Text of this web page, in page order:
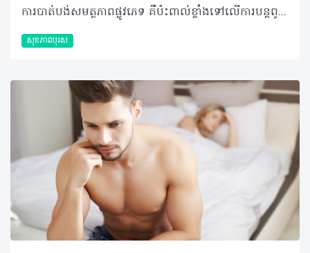
ការបាត់បង់សមត្ថភាពផ្លូវភេទ គឺប៉ះពាល់ខ្លាំងទៅលើការបន្តពូជរបស់បុរស ហើយក៏ជះឥទ្ធិពលខ្លាំងដល់សុភមង្គលគ្រួសារផងដែរ។ ដូច្នេះ ការយល់ច្បាស់ពីការបាត់សមត្ថភាពនេះ ក៏ជារឿងចាំបាច់ផងដែរសម្រាប់បុរសគ្រប់រូប ជាពិសេសអ្នកដែលកំពុងប្រឈមនឹងវិបត្តិនេះ។ បញ្ហាដែលបុរសជួបញឹកញាប់ក្នុងការបាត់បង់សមត្ថភាពផ្លូវភេទ គឺទាក់ទងនឹងការបញ្ចេញទឹកកាមការឡើងរឹងនៃលិង្គ និងចំណង់ផ្លូវភេទធ្លាក់ចុះ។ 1. បញ្ហាបញ្ចេញទឹកកាម លក្ខខណ្ឌដែលបង្ហាញថា ការបញ្ចេញទឹកកាមរបស់អ្នកមានបញ្ហា អាចមានដូចជា៖ •ឆាប់ចេញទឹកកាម •យូរចេញទឹកកាម •ច្រាល់ទឹកកាមត្រឡប់ទៅថង់ស្តុកវិញ។ ការឆាប់ចេញទឹកកាម ការសិក្សាជាច្រើនបានបង្ហាញឲ្យឃើញថា ការធ្លាក់ចុះនៃសេរ៉ូតូនីនដែលជាសារធាតុគីមីនៅក្នុងខ្លួននឹងមានឥទ្ធិពលលើអារម្មណ៍របស់មនុស្ស បានដើរតួសំខាន់ក្នុងការធ្វើឲ្យឆាប់បញ្ចេញទឹកកាមរបស់បុរស។ ឱសថមួយចំនួនរួមបញ្ចូលទាំងឱសថបំបាត់ការធ្លាក់ទឹកចិត្តមួយចំនួន អាចប៉ះពាល់ដល់ការបញ្ចេញទឹកកាមនេះផងដែរ ព្រោះតែការខូចខាតសរសៃប្រសាទទៅខាងក្រោយ ឬនៅខួរឆ្អឹងខ្នង។ ការយូរចេញទឹកកាម ការពន្យឺតការបញ្ចេញទឹកកាម អាចទាក់ទងទៅនឹងបញ្ហាសុខភាពរយៈពេលវែង ផលរំខានរបស់ឱសថមួយចំនួន ការញៀនស្រា ឬឆ្លងកាត់ការវះកាត់។ បញ្ហាបញ្ចេញទឹកកាមយឺតនេះ ក៏អាចទាក់ទងផងដែរពីការថប់បារម្ភ ស្ត្រេស ឬបញ្ហាទំនាក់ទំនង។ ការច្រាល់ទឹកកាមត្រឡប់ទៅថង់ស្តុកវិញ ការច្រាល់ទឹកកាមត្រឡប់ទៅថង់ស្តុកវិញ កើតឡើងញឹកញាប់ចំពោះបុរសដែលមានជំងឺទឹកនោមផ្អែមហើយខូចខាតដល់សរសៃប្រសាទ។ បញ្ហាទាំងនេះទាក់ទងនឹងសរសៃប្រសាទនៅនឹងប្លោកនោមនិងប្លោកនោម ធ្វើឲ្យការបញ្ចេញទឹកកាមហូរបញ្ច្រាស់មកវិញ។ សម្រាប់មនុស្សប្រុសដែលមិនមានបញ្ហាទឹកនោមផ្អែម ការច្រាល់បកក្រោយវិញរបស់ទឹកកាមអាចបណ្តាលមកពីផលរំខានរបស់ឱសថមួយចំនួន ឬកើតឡើងក្រោយទទួលការវះកាត់ប្លោកនោមឬក្រពេញប្រូស្តាត។ 2. ការពិបាកធ្វើឲ្យលិង្គឡើងរឹង ការពិបាកធ្វើឲ្យលិង្គឡើងរឹងនៅពេលរួមភេទ អាចបណ្តាលមកពី •ជំងឺដែលទាក់ទងនឹងលំហូរឈាម ដូចជាជំងឺរឹងសរសៃឈាមអាក់ទែ •ជំងឺនៅនឹងសរសៃប្រសាទ •បញ្ហាស្ត្រេស ជម្លោះស្នេហា បញ្ហាធ្លាក់ទឹកចិត្ត និងបញ្ហាព្រួយបារម្ភ •គ្រោះថ្នាក់ត្រង់លិង្គ •ជំងឺរ៉ាំរ៉ៃដូចជាជំងឺទឹកនោមផ្អែម និងជំងឺលើសសម្ពាធឈាម •ទម្លាប់មិនល្អដល់សុខភាព ដូចជាជក់បារី ផឹកស្រា ញ៉ាំច្រើន និងមិនធ្វើលំហាត់ប្រាណ។ 3. ការថយចុះចំណង់ផ្លូវភេទ ការថយចុះចំណង់ផ្លូវភេទ ជាទូទៅភ្ជាប់ជាមួយនឹងកម្រិតទាបនៃអ័រម៉ូនតេស្តូស្តេរ៉ូនរបស់បុរស។ តេស្តូស្តេរ៉ូន ធ្វើឲ្យមានអារម្មណ៍ផ្លូវភេទ បង្កើតទឹកកាម លូតលាស់សាច់ដុំ សក់ និងឆ្អឹង។ ការធ្លាក់ចុះតេស្តូស្តេរ៉ូនក្នុងកម្រិតទាប អាចប៉ះពាល់ដល់រាងកាយ និងអារម្មណ៍របស់មនុស្សប្រុស។ ការថយចុះនៃចំណង់ផ្លូវភេទ ក៏អាចទាក់ទងទៅនឹងបញ្ហាបាក់ទឹកចិត្ត ការព្រួយបារម្ភ ឬបញ្ហាទំនាក់ទំនង។ ជំងឺទឹកនោមផ្អែម ជំងឺលើសសម្ពាធឈាម និងឱសថមួយចំនួនទៀតដូចជាឱសថប្រឆាំងបញ្ហាធ្លាក់ទឹកចិត្ត ក៏ចូលរួមចំណែកក្នុងការធ្វើឲ្យចំណង់ផ្លូវភេទថយចុះដែរ។ ©2018 រក្សាសិទ្ធិគ្រប់យ៉ាង​ដោយ Healthtime Corporation ចំពោះគ្រប់អត្ថបទដោយគ្មានផ្នែកណាមួយត្រូវបោះពុម្ពផ្សាយចូល ប្រព័ន្ធអ៊ីនធឺណែតឧបករណ៍អេឡិចត្រូនិកអាត់ជាសំឡេងឬថតចំលងគ្រប់រូបភាពដោយគ្មានការអនុញ្ញាតឡើយ
សុខភាពបុរស